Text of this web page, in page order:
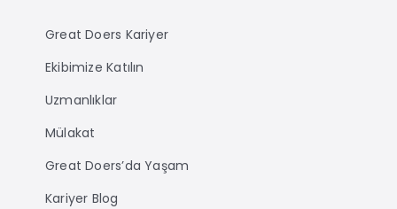
Great Doers Kariyer
Ekibimize Katılın
Uzmanlıklar
Mülakat
Great Doers’da Yaşam
Kariyer Blog